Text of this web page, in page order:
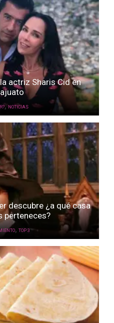
actriz Sharis Cid en
, NOTICIAS
descubre ¿a qué casa
perteneces?
, TOP 3